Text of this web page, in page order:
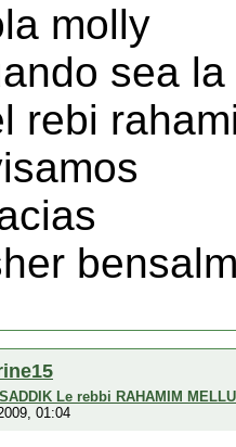
molly
sea
rebi
Le rebbi RAHAMIM
01:04